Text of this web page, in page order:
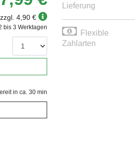
zzgl. 4,90 €
in ca. 30 min
bis 3 Werktagen
Lieferung
Flexible
Zahlarten